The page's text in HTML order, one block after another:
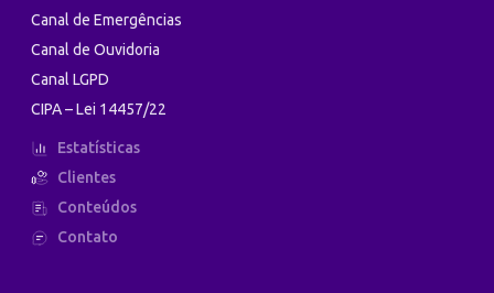
Canal de Emergências
Canal de Ouvidoria
Canal LGPD
CIPA – Lei 14457/22
Estatísticas
Clientes
Conteúdos
Contato